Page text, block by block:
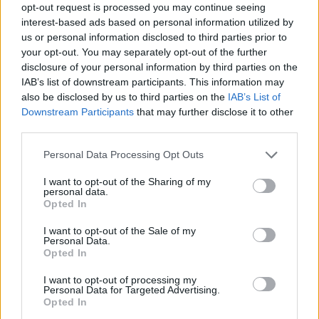
opt-out request is processed you may continue seeing
interest-based ads based on personal information utilized by
us or personal information disclosed to third parties prior to
your opt-out. You may separately opt-out of the further
disclosure of your personal information by third parties on the
IAB’s list of downstream participants. This information may
also be disclosed by us to third parties on the IAB’s List of
Downstream Participants that may further disclose it to other
Personal Data Processing Opt Outs
I want to opt-out of the Sharing of my
personal data.
Opted In
I want to opt-out of the Sale of my
Personal Data.
Opted In
I want to opt-out of processing my
Personal Data for Targeted Advertising.
Opted In
automazione e identificazione vocale per le operazioni critiche.
Minsait sottolinea anche la necessità di sviluppare i canali di
relazione con i clienti attraverso interfacce specifiche, con
un’attenzione adattata e prioritaria attraverso la biometria vocale, o
migliorando il servizio nelle filiali, attraverso soluzioni di
appuntamento preventivo e gestori digitali del flusso di clienti.
L’azienda abilita inoltre l’accesso generalizzato all’attività bancaria
anche nelle aree più remote, facilitando la creazione di filiali digitali
suo sistema di erogazione di contante che fonde i canali di mobile
banking e self-service per consegnare il denaro richiesto in meno di
cinque secondi e senza contatto fisico con il dispositivo elettronico.
all’importanza di implementare soluzioni volte a migliorare sia la cura
e l’attenzione dei clienti, sia quella dei professionisti bancari. Un’area